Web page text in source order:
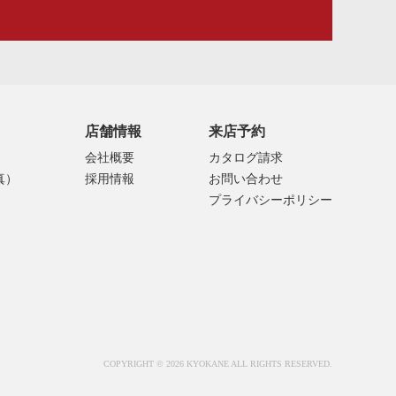
店舗情報
会社概要
採用情報
来店予約
カタログ請求
お問い合わせ
プライバシーポリシー
COPYRIGHT © 2026 KYOKANE ALL RIGHTS RESERVED.